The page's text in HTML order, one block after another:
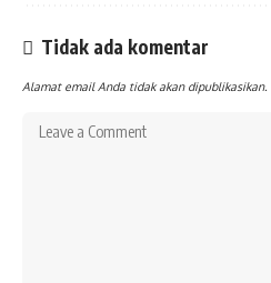
Tidak ada komentar
Alamat email Anda tidak akan dipublikasikan.